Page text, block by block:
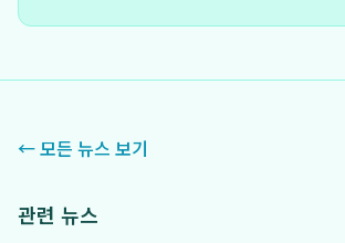
← 모든 뉴스 보기
관련 뉴스